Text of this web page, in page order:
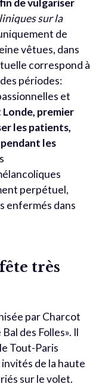
de vulgariser
sur la
de
vêtues, dans
correspond à
périodes:
et
premier
les patients,
les
perpétuel,
enfermés dans
très
par Charcot
des Folles». Il
Tout-Paris
de la haute
sur le volet.